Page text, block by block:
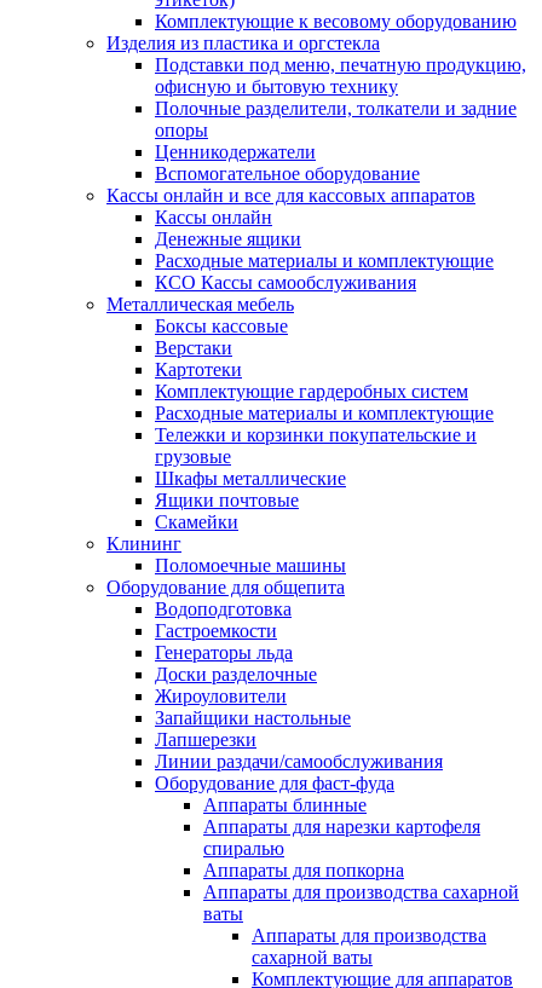
Комплектующие к весовому оборудованию
Изделия из пластика и оргстекла
Подставки под меню, печатную продукцию,
офисную и бытовую технику
Полочные разделители, толкатели и задние
опоры
Ценникодержатели
Вспомогательное оборудование
Кассы онлайн и все для кассовых аппаратов
Кассы онлайн
Денежные ящики
Расходные материалы и комплектующие
КСО Кассы самообслуживания
Металлическая мебель
Боксы кассовые
Верстаки
Картотеки
Комплектующие гардеробных систем
Расходные материалы и комплектующие
Тележки и корзинки покупательские и
грузовые
Шкафы металлические
Ящики почтовые
Скамейки
Клининг
Поломоечные машины
Оборудование для общепита
Водоподготовка
Гастроемкости
Генераторы льда
Доски разделочные
Жироуловители
Запайщики настольные
Лапшерезки
Линии раздачи/самообслуживания
Оборудование для фаст-фуда
Аппараты блинные
Аппараты для нарезки картофеля
спиралью
Аппараты для попкорна
Аппараты для производства сахарной
ваты
Аппараты для производства
сахарной ваты
Комплектующие для аппаратов